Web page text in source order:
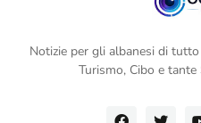
Notizie per gli albanesi di
Turismo, Cibo e tante